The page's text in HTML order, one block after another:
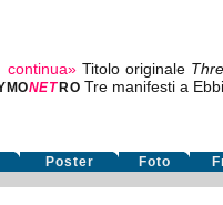
continua» Titolo originale
NET RO Tre manifesti a
Poster Foto